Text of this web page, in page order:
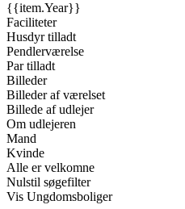
{{item.Year}}
Faciliteter
Husdyr tilladt
Pendlerværelse
Par tilladt
Billeder
Billeder af værelset
Billede af udlejer
Om udlejeren
Mand
Kvinde
Alle er velkomne
Nulstil søgefilter
Vis Ungdomsboliger